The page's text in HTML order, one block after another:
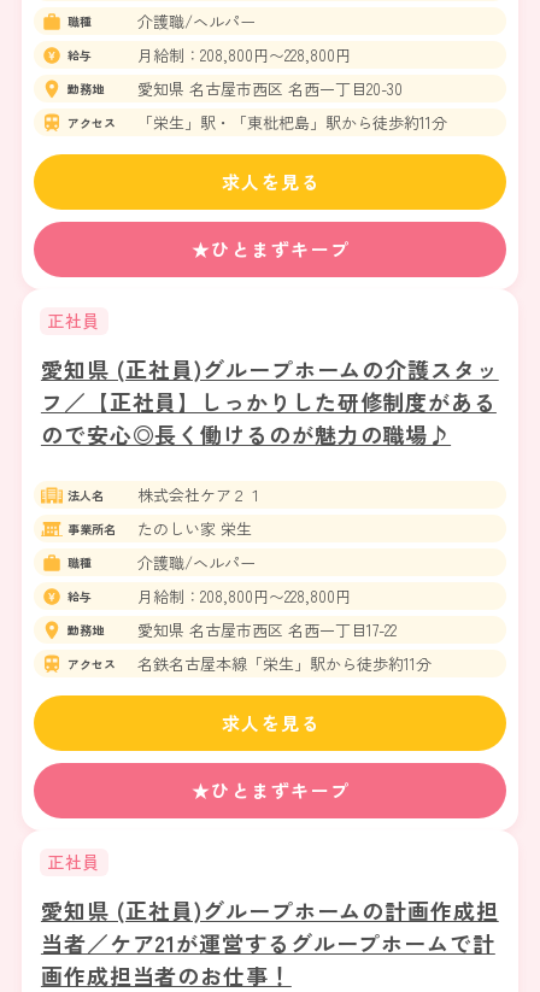
職種 介護職/ヘルパー
給与 月給制：208,800円〜228,800円
勤務地 愛知県 名古屋市西区 名西一丁目20-30
アクセス 「栄生」駅・「東枇杷島」駅から徒歩約11分
★ひとまずキープ
求人を見る
正社員
愛知県 (正社員)グループホームの介護スタッ
フ／【正社員】しっかりした研修制度がある
ので安心◎長く働けるのが魅力の職場♪
法人名 株式会社ケア２１
事業所名 たのしい家 栄生
職種 介護職/ヘルパー
給与 月給制：208,800円〜228,800円
勤務地 愛知県 名古屋市西区 名西一丁目17-22
アクセス 名鉄名古屋本線「栄生」駅から徒歩約11分
★ひとまずキープ
求人を見る
正社員
愛知県 (正社員)グループホームの計画作成担
当者／ケア21が運営するグループホームで計
画作成担当者のお仕事！